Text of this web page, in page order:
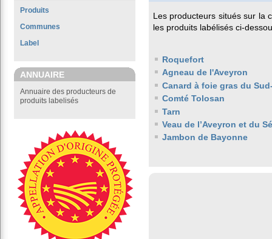
Produits
Communes
Label
ANNUAIRE
Annuaire des producteurs de
produits labelisés
Les producteurs situés sur la
les produits labélisés ci-
Roquefort
Agneau de l'Aveyron
Canard à foie gras du
Comté Tolosan
Tarn
Veau de l’Aveyron et du
Jambon de Bayonne